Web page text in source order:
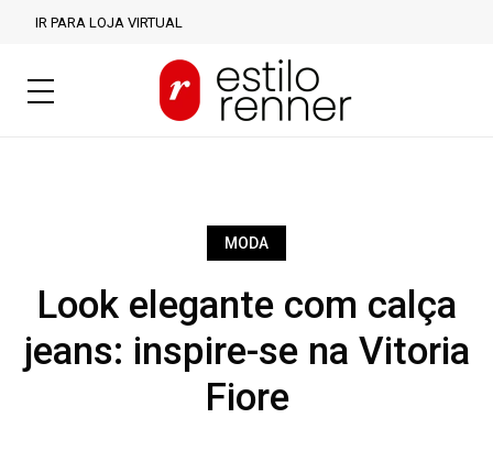
IR PARA LOJA VIRTUAL
MODA
Look elegante com calça
jeans: inspire-se na Vitoria
Fiore